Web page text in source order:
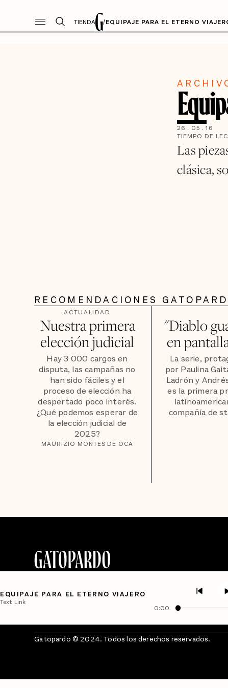
TIENDA /EQUIPAJE PARA EL ETERNO
26 . 05 . 16
TIEMPO DE
Las
clásica,
RECOMENDACIONES
ACTUALIDAD
Nuestra primera
elección judicial
Hay 3 000 cargos en
disputa, las campañas no
han sido fáciles y el
proceso de elección ha
despertado poco interés.
¿Qué podemos esperar de
la elección judicial de
2025?
MAURIZIO MONTES DE OCA
"Diablo
en
La serie,
por Paulina
Ladrón y
es la primera
compañía de
EQUIPAJE PARA EL ETERNO VIAJERO
Text Link
0:00
Gatopardo © 2024. Todos los derechos reservados.